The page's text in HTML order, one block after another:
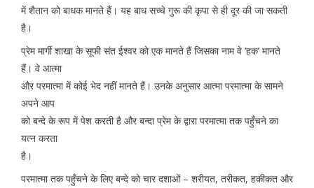
में शैतान को बाधक मानते हैं। यह बाध सच्चे गुरू की कृपा से ही दूर की जा सकती
है।
प्रेम मार्गी शाखा के सूफी संत ईश्वर को एक मानते हैं जिसका नाम वे ‘हक’ मानते
हैं। वे आत्मा
और परमात्मा में कोई भेद नहीं मानते हैं। उनके अनुसार आत्मा परमात्मा के सामने
अपने आप
को बन्दे के रूप में पेश करती है और बन्दा प्रेम के द्वारा परमात्मा तक पहुँचने का
यत्न करता
है।
परमात्मा तक पहुँचने के लिए बन्दे को चार दशाओं – शरीयत, तरीकत, हकीकत और